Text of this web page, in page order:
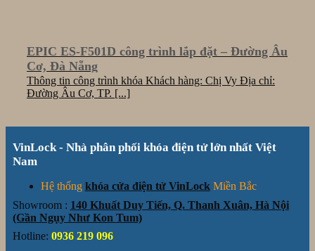
EPIC ES-F501D công trình lắp đặt – Đường Âu
Cơ, Đà Nẵng
Thông tin công trình khóa Khách hàng: Chị Vy Địa chỉ:
Đường Âu Cơ, TP. [...]
VinLock - Nhà phân phối khóa điện tử lớn nhất Việt
Nam
Hệ thống khóa cửa điện tử VinLockMiền Bắc
Showroom : 140 Khuất Duy Tiến, Q. Thanh Xuân, Hà Nội
(Gần Ngụy Như Kon Tum)
Hotline: 0936 219 096